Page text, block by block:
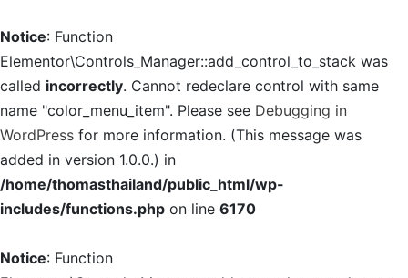
Notice: Function
Elementor\Controls_Manager::add_control_to_stack was
called incorrectly. Cannot redeclare control with same
name "color_menu_item". Please see Debugging in
WordPress for more information. (This message was
added in version 1.0.0.) in
/home/thomasthailand/public_html/wp-
includes/functions.php on line 6170
Notice: Function